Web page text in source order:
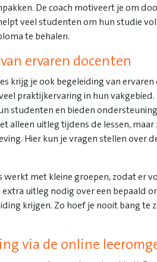
De coach motiveert je om
veel studenten om hun studie
te behalen.
ervaren docenten
krijg je ook begeleiding van ervaren
praktijkervaring in hun vakgebied.
studenten en bieden
alleen uitleg tijdens de lessen, maar
Hier kun je vragen stellen over
werkt met kleine groepen, zodat er
extra uitleg nodig over een bepaald
krijgen. Zo hoef je nooit bang te
via de online